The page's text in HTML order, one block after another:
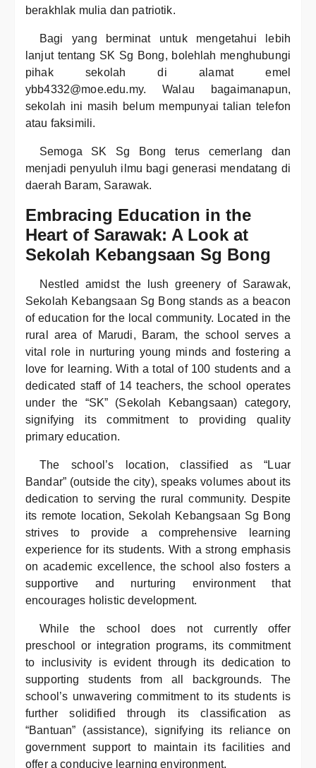
berakhlak mulia dan patriotik.
Bagi yang berminat untuk mengetahui lebih
lanjut tentang SK Sg Bong, bolehlah menghubungi
pihak sekolah di alamat emel
ybb4332@moe.edu.my. Walau bagaimanapun,
sekolah ini masih belum mempunyai talian telefon
atau faksimili.
Semoga SK Sg Bong terus cemerlang dan
menjadi penyuluh ilmu bagi generasi mendatang di
daerah Baram, Sarawak.
Embracing Education in the
Heart of Sarawak: A Look at
Sekolah Kebangsaan Sg Bong
Nestled amidst the lush greenery of Sarawak,
Sekolah Kebangsaan Sg Bong stands as a beacon
of education for the local community. Located in the
rural area of Marudi, Baram, the school serves a
vital role in nurturing young minds and fostering a
love for learning. With a total of 100 students and a
dedicated staff of 14 teachers, the school operates
under the “SK” (Sekolah Kebangsaan) category,
signifying its commitment to providing quality
primary education.
The school’s location, classified as “Luar
Bandar” (outside the city), speaks volumes about its
dedication to serving the rural community. Despite
its remote location, Sekolah Kebangsaan Sg Bong
strives to provide a comprehensive learning
experience for its students. With a strong emphasis
on academic excellence, the school also fosters a
supportive and nurturing environment that
encourages holistic development.
While the school does not currently offer
preschool or integration programs, its commitment
to inclusivity is evident through its dedication to
supporting students from all backgrounds. The
school’s unwavering commitment to its students is
further solidified through its classification as
“Bantuan” (assistance), signifying its reliance on
government support to maintain its facilities and
offer a conducive learning environment.